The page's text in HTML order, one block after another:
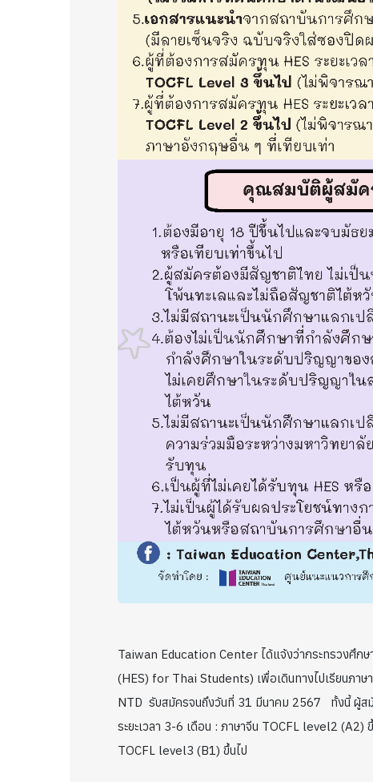
Taiwan Education Center ได้แจ้งว่ากระทรวงศึก
(HES) for Thai Students) เพื่อเดินทางไปเรียนภาษ
NTD รับสมัครจนถึงวันที่ 31 มีนาคม 2567 ทั้งนี้ ผู้ส
ระยะเวลา 3-6 เดือน : ภาษาจีน TOCFL level2
TOCFL level3 (B1) ขึ้นไป